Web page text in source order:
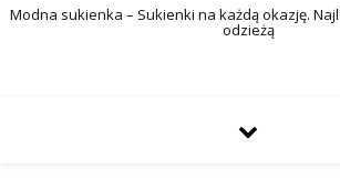
Modna sukienka – Sukienki na każdą okazję.
odzieżą